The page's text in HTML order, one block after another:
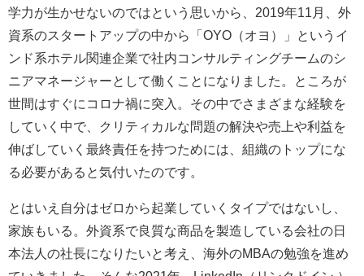
学力が生かせないのではという思いから、2019年11月、外
資系のスタートアップの中から「OYO（オヨ）」というイ
ンド系ホテル関連企業で社内コンサルティングチームのシ
ニアマネージャーとして働くことになりました。ところが
世間はすぐにコロナ禍に突入。その中でさまざまな経験を
していく中で、クリティカルな問題の解決や売上や利益を
伸ばしていく最終責任を持つためには、組織のトップにな
る必要があると気付いたのです。
とはいえ自分はゼロから起業していくタイプではないし、
家族もいる。外資系で良質な商品を製造している会社の日
本法人の社長になりたいと考え、海外のMBAの勉強を進め